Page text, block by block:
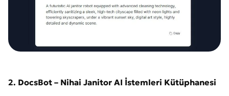
2. DocsBot – Nihai Janitor AI İstemleri Kütüphanesi